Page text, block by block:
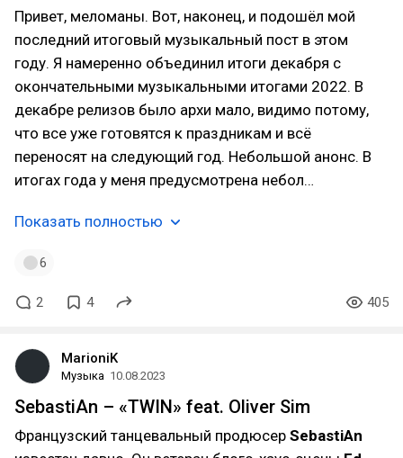
Привет, меломаны. Вот, наконец, и подошёл мой
последний итоговый музыкальный пост в этом
году. Я намеренно объединил итоги декабря с
окончательными музыкальными итогами 2022. В
декабре релизов было архи мало, видимо потому,
что все уже готовятся к праздникам и всё
переносят на следующий год. Небольшой анонс. В
итогах года у меня предусмотрена небол…
Показать полностью
6
2 4 405
MarioniK
Музыка 10.08.2023
SebastiAn – «TWIN» feat. Oliver Sim
Французский танцевальный продюсер SebastiAn